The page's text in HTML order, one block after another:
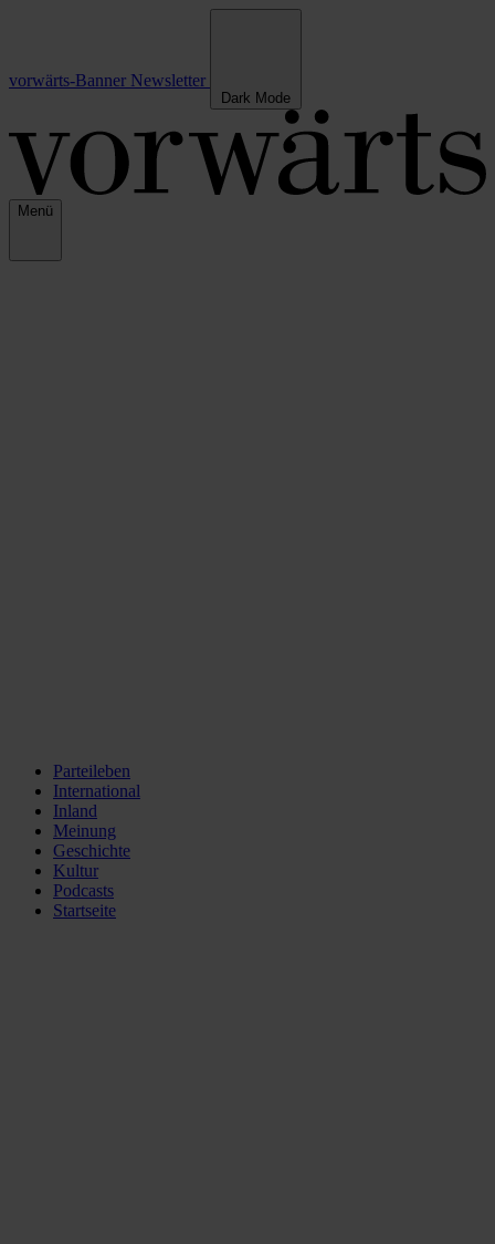
vorwärts-Banner Newsletter
Dark Mode
Menü
Parteileben
International
Inland
Meinung
Geschichte
Kultur
Podcasts
Startseite